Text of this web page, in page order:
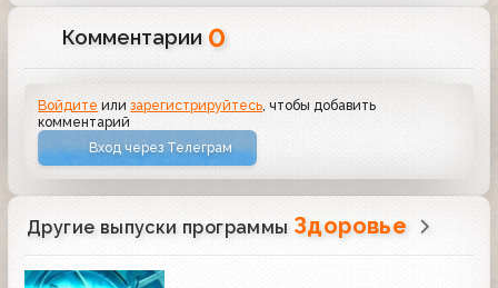
Комментарии 0
Войдите илизарегистрируйтесь , чтобы добавить
комментарий
Вход через Телеграм
Другие выпуски программы Здоровье